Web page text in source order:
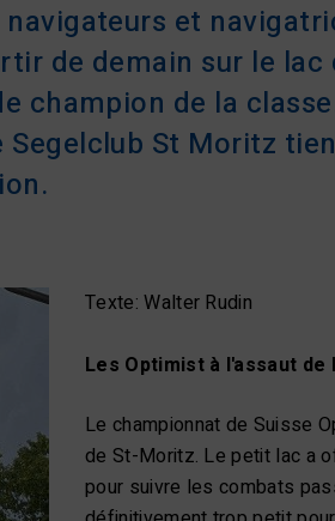
navigateurs et
de demain sur le lac
champion de la
Segelclub St Moritz
Texte: Walter Rudin
Les Optimist à l'assaut de
Le championnat de Suisse
de St-Moritz. Le petit lac a
pour suivre les combats